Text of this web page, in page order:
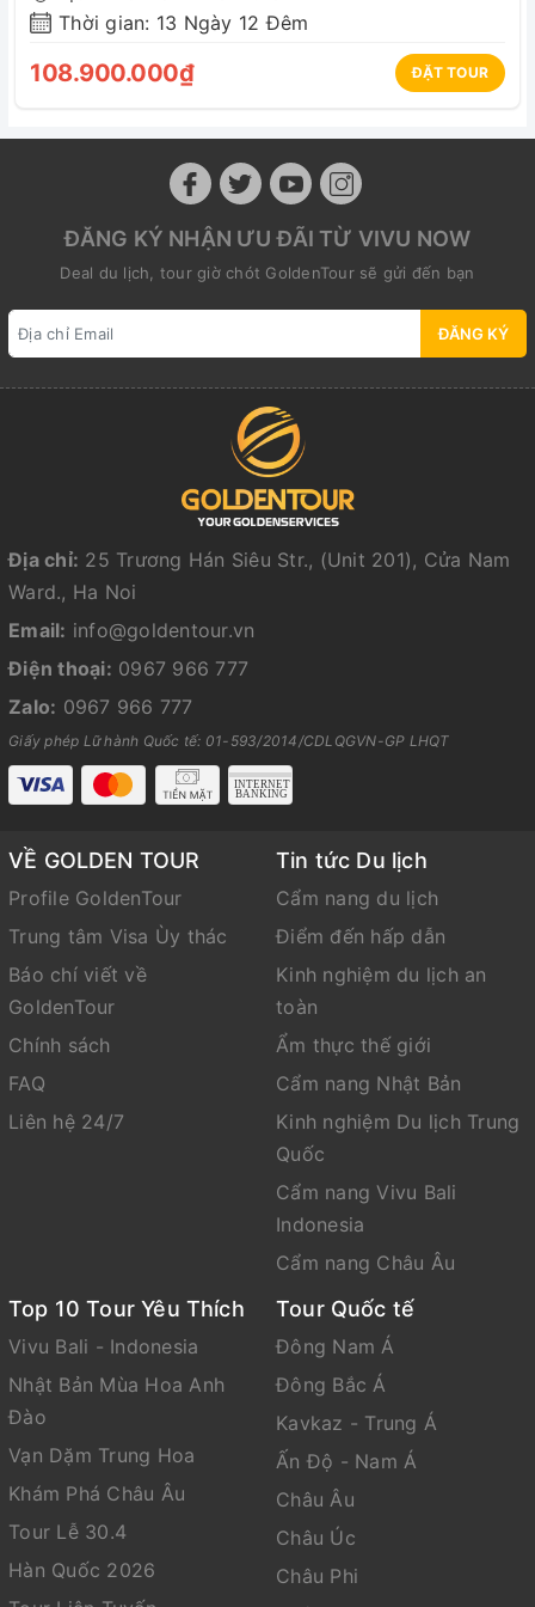
Kính Chúc Quý khách chuyến đi thành công an toàn,
vui vẻ!
Thời gian: 13 Ngày 12 Đêm
108.900.000₫ ĐẶT TOUR
ĐĂNG KÝ NHẬN ƯU ĐÃI TỪ VIVU NOW
Deal du lịch, tour giờ chót GoldenTour sẽ gửi đến bạn
ĐĂNG KÝ
Địa chỉ: 25 Trương Hán Siêu Str., (Unit 201), Cửa Nam
Ward., Ha Noi
Email: info@goldentour.vn
Điện thoại: 0967 966 777
Zalo: 0967 966 777
Giấy phép Lữ hành Quốc tế: 01-593/2014/CDLQGVN-GP LHQT
VỀ GOLDEN TOUR
Profile GoldenTour
Trung tâm Visa Ùy thác
Báo chí viết về
GoldenTour
Chính sách
FAQ
Liên hệ 24/7
Tin tức Du lịch
Cẩm nang du lịch
Điểm đến hấp dẫn
Kinh nghiệm du lịch an
toàn
Ẩm thực thế giới
Cẩm nang Nhật Bản
Kinh nghiệm Du lịch Trung
Quốc
Cẩm nang Vivu Bali
Indonesia
Cẩm nang Châu Âu
Top 10 Tour Yêu Thích
Vivu Bali - Indonesia
Nhật Bản Mùa Hoa Anh
Đào
Vạn Dặm Trung Hoa
Khám Phá Châu Âu
Tour Lễ 30.4
Hàn Quốc 2026
Tour Quốc tế
Đông Nam Á
Đông Bắc Á
Kavkaz - Trung Á
Ấn Độ - Nam Á
Châu Âu
Châu Úc
Châu Phi